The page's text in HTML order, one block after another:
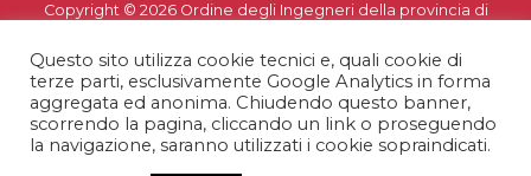
Copyright © 2026 Ordine degli Ingegneri della provincia di
Privacy e Cookie Policy-Note Legali -Dichiarazione di
accessibilità
Questo sito utilizza cookie tecnici e, quali cookie di
terze parti, esclusivamente Google Analytics in forma
aggregata ed anonima. Chiudendo questo banner,
scorrendo la pagina, cliccando un link o proseguendo
la navigazione, saranno utilizzati i cookie sopraindicati.